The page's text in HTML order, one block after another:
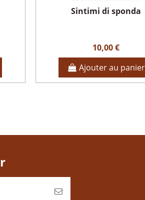
Sintimi di sponda
10,00 €
Ajouter au panier